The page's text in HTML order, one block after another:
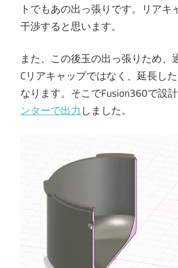
トでもあの出っ張りです。リアキ
干渉すると思います。
また、この後玉の出っ張りため、
Cリアキャップではなく、延長し
なります。そこでFusion360で設計
ンターで出力しました。